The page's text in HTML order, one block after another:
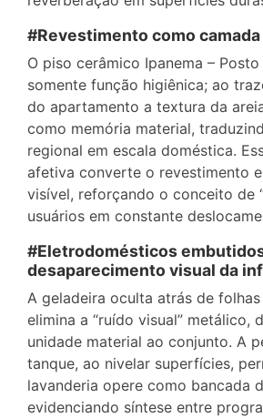
#Revestimento como
O piso cerâmico Ipanema –
somente função higiênica; ao
do apartamento a textura da
como memória material,
regional em escala doméstica.
afetiva converte o revestimento
visível, reforçando o conceito de
usuários em constante
#Eletrodomésticos
desaparecimento visual da
A geladeira oculta atrás de
elimina a “ruído visual” metálico,
unidade material ao conjunto. A
tanque, ao nivelar superfícies,
lavanderia opere como bancada
evidenciando síntese entre